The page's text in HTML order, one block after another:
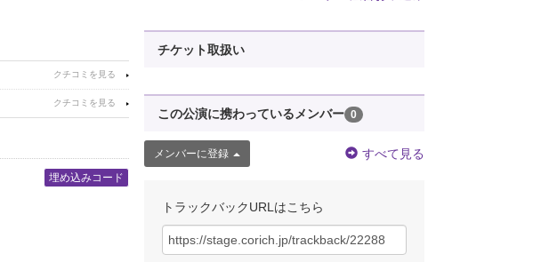
埋め込みコード
チケット取扱い
この公演に携わっているメンバー 0
メンバーに登録 すべて見る
トラックバックURLはこちら